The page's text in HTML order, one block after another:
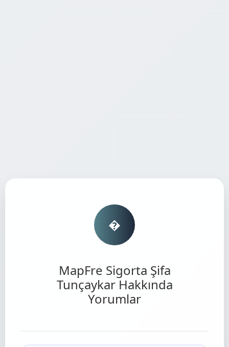
�
MapFre Sigorta Şifa
Tunçaykar Hakkında
Yorumlar